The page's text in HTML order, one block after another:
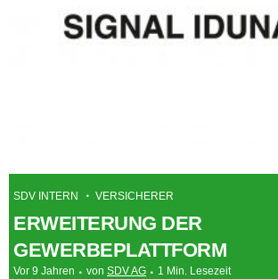
SDV INTERN VERSICHERER
ERWEITERUNG DER
GEWERBEPLATTFORM
Vor 9 Jahren von SDV AG 1 Min. Lesezeit